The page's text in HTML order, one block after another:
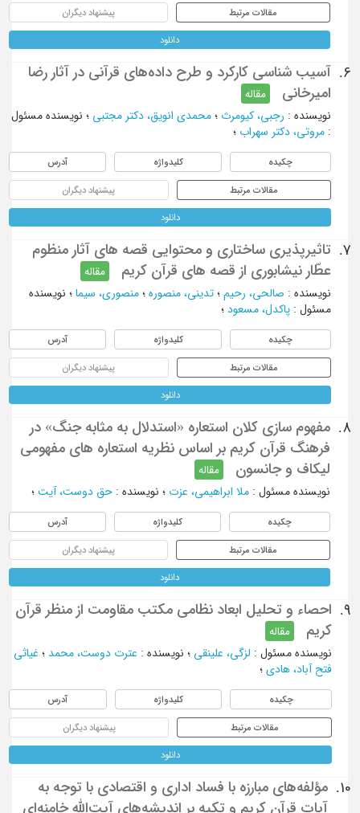
مقالات مرتبط پیشنهاد دیگران
دانلود
6.
آسیب شناسی کارکرد و طرح داده‌های قرآنی در آثار رضا
امیرخانی
مقاله
نویسنده: رجبی، کیومرث؛ محمدی انویق، دکتر مجتبی ؛ نویسنده مسئول
: مروتی، دکتر سهراب؛
چکیده کلیدواژه آدرس
مقالات مرتبط پیشنهاد دیگران
دانلود
7.
تاثیرپذیری ساختاری و محتوایی قصه های آثار منظوم
عطّار نیشابوری از قصه های قرآن کریم
مقاله
نویسنده: صالحی، رحیم؛ تدینی، منصوره؛ منصوری، سیما؛ نویسنده
مسئول : پاکدل، مسعود؛
چکیده کلیدواژه آدرس
مقالات مرتبط پیشنهاد دیگران
دانلود
8.
مفهوم سازی کلان استعاره «استدلال به مثابه جنگ» در
فرهنگ قرآن کریم بر اساس نظریه استعاره های مفهومی
لیکاف و جانسون
مقاله
نویسنده مسئول : ملا ابراهیمی، عزت؛ نویسنده: حق دوست، آیت؛
چکیده کلیدواژه آدرس
مقالات مرتبط پیشنهاد دیگران
دانلود
9.
احصاء و تحلیل ابعاد نظامی مکتب مقاومت از منظر قرآن
کریم
مقاله
نویسنده مسئول : لزگی، علینقی ؛ نویسنده: عترت دوست، محمد؛ غیاثی
فتح آباد، هادی؛
چکیده کلیدواژه آدرس
مقالات مرتبط پیشنهاد دیگران
دانلود
10.
مؤلفه‌های مبارزه با فساد اداری و اقتصادی با توجه به
آیات قرآن کریم و تکیه بر اندیشه‌های آیت‌الله‌ خامنه‌ای